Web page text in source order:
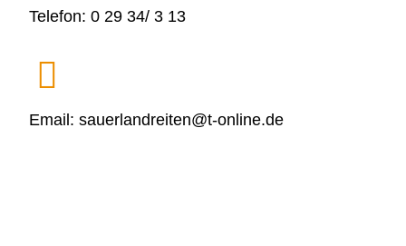
Telefon:0 29 34/ 3 13
Email:sauerlandreiten@t-online.de